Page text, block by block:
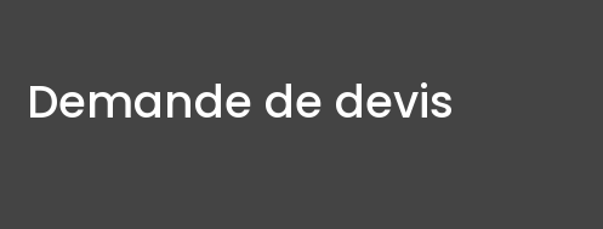
Demande de devis